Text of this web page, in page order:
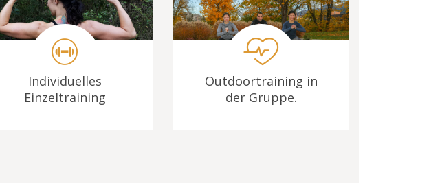
Individuelles
Einzeltraining
Outdoortraining in
der Gruppe.